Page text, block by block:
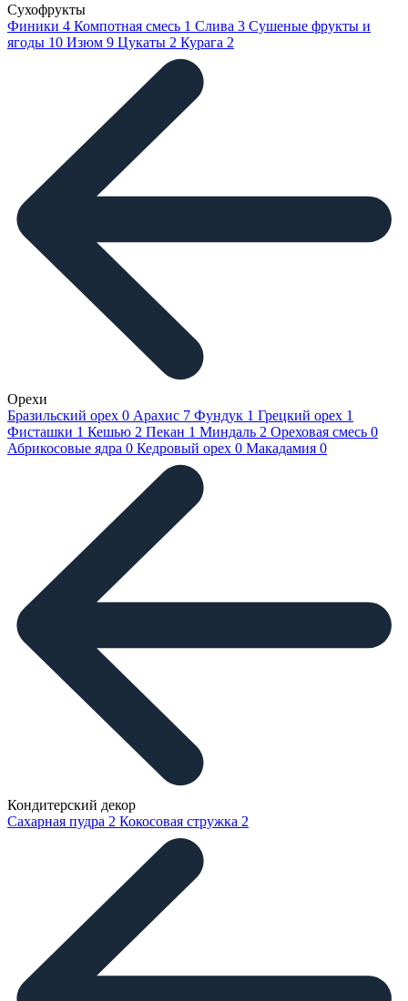
Сухофрукты
Финики 4 Компотная смесь 1 Слива 3 Сушеные фрукты и
ягоды 10 Изюм 9 Цукаты 2 Курага 2
Орехи
Бразильский орех 0 Арахис 7 Фундук 1 Грецкий орех 1
Фисташки 1 Кешью 2 Пекан 1 Миндаль 2 Ореховая смесь 0
Абрикосовые ядра 0 Кедровый орех 0 Макадамия 0
Кондитерский декор
Сахарная пудра 2 Кокосовая стружка 2